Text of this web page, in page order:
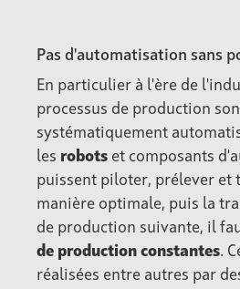
Pas d'automatisation sans
En particulier à l'ère de
processus de production
systématiquement
les robots et composants
puissent piloter, prélever et
manière optimale, puis la
de production suivante, il
de production constantes.
réalisées entre autres par